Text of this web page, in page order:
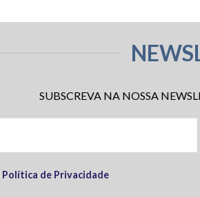
SUBSCREVA NA NOSSA
Política de Privacidade